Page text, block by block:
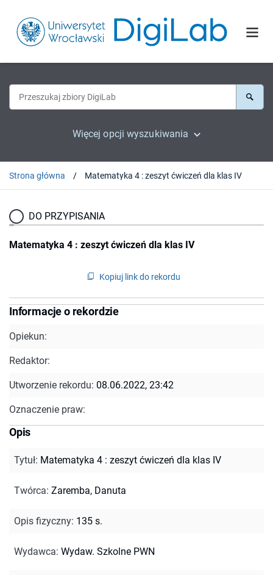
Więcej opcji wyszukiwania
Strona główna Matematyka 4 : zeszyt ćwiczeń dla klas IV
DO PRZYPISANIA
Matematyka 4 : zeszyt ćwiczeń dla klas IV
Kopiuj link do rekordu
Informacje o rekordzie
Opiekun:
Redaktor:
Utworzenie rekordu: 08.06.2022, 23:42
Oznaczenie praw:
Opis
Tytuł: Matematyka 4 : zeszyt ćwiczeń dla klas IV
Twórca: Zaremba, Danuta
Opis fizyczny: 135 s.
Wydawca: Wydaw. Szkolne PWN